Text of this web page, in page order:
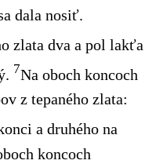
dala nosiť.
zlata dva a pol lakťa
7Na oboch koncoch
z tepaného zlata:
a druhého na
koncoch